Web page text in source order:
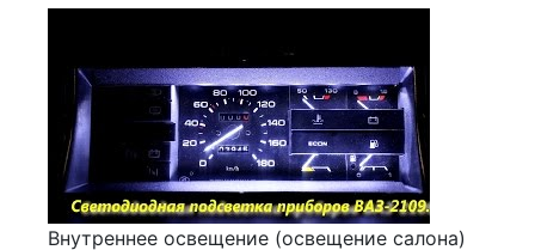
Внутреннее освещение (освещение салона)